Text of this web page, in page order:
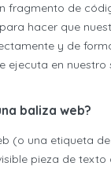
fragmento de
hacer que
y de
ejecuta en nuestro
baliza web?
(o una etiqueta
pieza de texto